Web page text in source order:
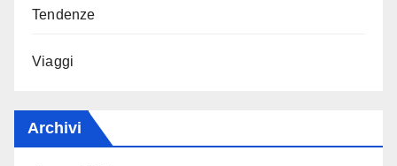
Tendenze
Viaggi
Archivi